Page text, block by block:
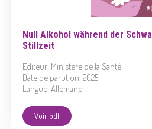
Null Alkohol während der
Stillzeit
Editeur: Ministère de la Santé
Date de parution: 2025
Langue: Allemand
Voir pdf